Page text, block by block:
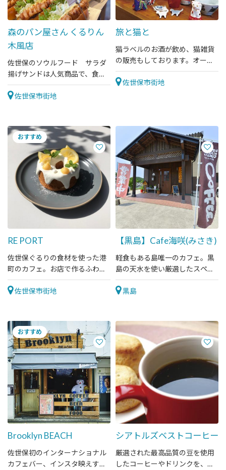
森のパン屋さん くるりん
木風店
佐世保のソウルフード サラダ
揚げサンドは人気商品で、食パ
ンや調理パンなど種類も豊富で
す佐世保市街地
旅と猫と
猫ラベルのお酒が飲め、猫雑貨
の販売もしております。オーガ
ニックなおつまみも人気です。
佐世保市街地
RE PORT
佐世保ぐるりの食材を使った港
町のカフェ。お店で作るふわふ
わのシフォンケーキが大人気で
す！
佐世保市街地
【黒島】Cafe海咲(みさき)
軽食もある島唯一のカフェ。黒
島の天水を使い厳選したスペシ
ャリティコーヒーをどうぞ。
黒島
Brooklyn BEACH
佐世保初のインターナショナル
カフェバー、インスタ映えする
シアトルズベストコーヒー
厳選された最高品質の豆を使用
したコーヒーやドリンクを、フ